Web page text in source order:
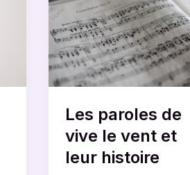
Les paroles de
vive le vent et
leur histoire
de
vive
le
vent
et
histoire